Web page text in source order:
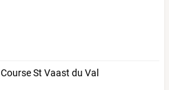
Course St Vaast du Val